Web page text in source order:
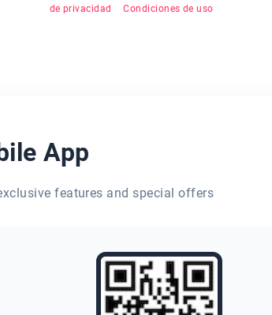
de privacidad
&Condiciones de uso
App
features and special offers